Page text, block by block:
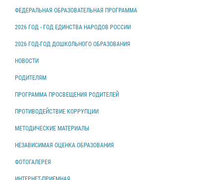
ФЕДЕРАЛЬНАЯ ОБРАЗОВАТЕЛЬНАЯ ПРОГРАММА
2026 ГОД - ГОД ЕДИНСТВА НАРОДОВ РОССИИ
2026 ГОД-ГОД ДОШКОЛЬНОГО ОБРАЗОВАНИЯ
НОВОСТИ
РОДИТЕЛЯМ
ПРОГРАММА ПРОСВЕЩЕНИЯ РОДИТЕЛЕЙ
ПРОТИВОДЕЙСТВИЕ КОРРУПЦИИ
МЕТОДИЧЕСКИЕ МАТЕРИАЛЫ
НЕЗАВИСИМАЯ ОЦЕНКА ОБРАЗОВАНИЯ
ФОТОГАЛЕРЕЯ